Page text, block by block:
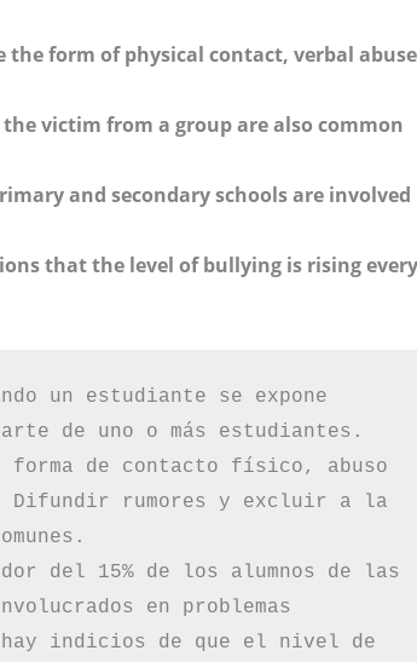
form of physical contact, verbal
victim from a group are also common
and secondary schools are involved
that the level of bullying is rising every
un estudiante se expone
de uno o más estudiantes.
forma de contacto físico, abuso
Difundir rumores y excluir a la
del 15% de los alumnos de las
en problemas
indicios de que el nivel de